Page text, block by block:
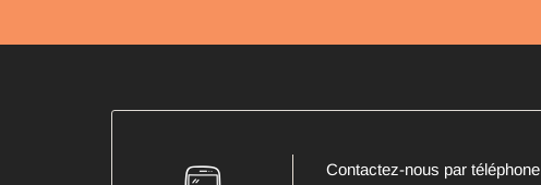
Contactez-nous par téléphone